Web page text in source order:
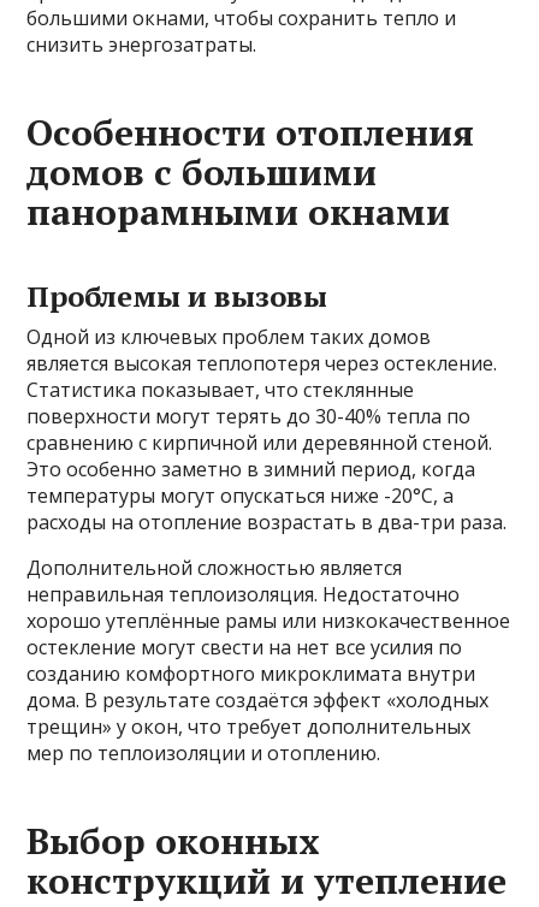
большими окнами, чтобы сохранить тепло и
снизить энергозатраты.
Особенности отопления
домов с большими
панорамными окнами
Проблемы и вызовы
Одной из ключевых проблем таких домов
является высокая теплопотеря через остекление.
Статистика показывает, что стеклянные
поверхности могут терять до 30-40% тепла по
сравнению с кирпичной или деревянной стеной.
Это особенно заметно в зимний период, когда
температуры могут опускаться ниже -20°C, а
расходы на отопление возрастать в два-три раза.
Дополнительной сложностью является
неправильная теплоизоляция. Недостаточно
хорошо утеплённые рамы или низкокачественное
остекление могут свести на нет все усилия по
созданию комфортного микроклимата внутри
дома. В результате создаётся эффект «холодных
трещин» у окон, что требует дополнительных
мер по теплоизоляции и отоплению.
Выбор оконных
конструкций и утепление